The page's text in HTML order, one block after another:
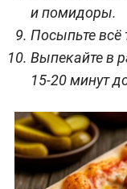
и помидоры.
Посыпьте
Выпекайте в
15-20 минут